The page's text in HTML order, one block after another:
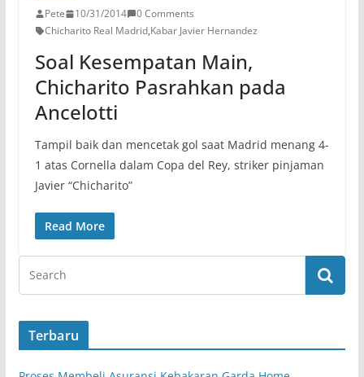
Pete 10/31/2014
0 Comments
Chicharito Real Madrid,Kabar Javier Hernandez
Soal Kesempatan Main,
Chicharito Pasrahkan pada
Ancelotti
Tampil baik dan mencetak gol saat Madrid menang 4-
1 atas Cornella dalam Copa del Rey, striker pinjaman
Javier “Chicharito”
Read More
Terbaru